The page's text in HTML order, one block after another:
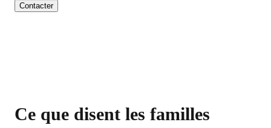
Contacter
Ce que disent les familles